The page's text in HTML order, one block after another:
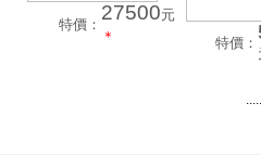
特價：
27500元
＊
特價：